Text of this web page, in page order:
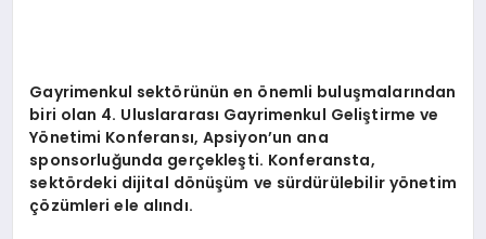
Gayrimenkul sektörünün en önemli buluşmalarından
biri olan 4. Uluslararası Gayrimenkul Geliştirme ve
Yönetimi Konferansı, Apsiyon’un ana
sponsorluğunda gerçekleşti. Konferansta,
sektördeki dijital dönüşüm ve sürdürülebilir yönetim
çözümleri ele alındı.